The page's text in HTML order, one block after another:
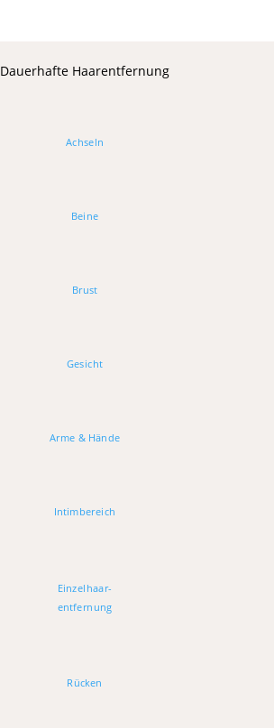
Dauerhafte Haarentfernung
Achseln
Beine
Brust
Gesicht
Arme & Hände
Intimbereich
Einzelhaar-
entfernung
Rücken